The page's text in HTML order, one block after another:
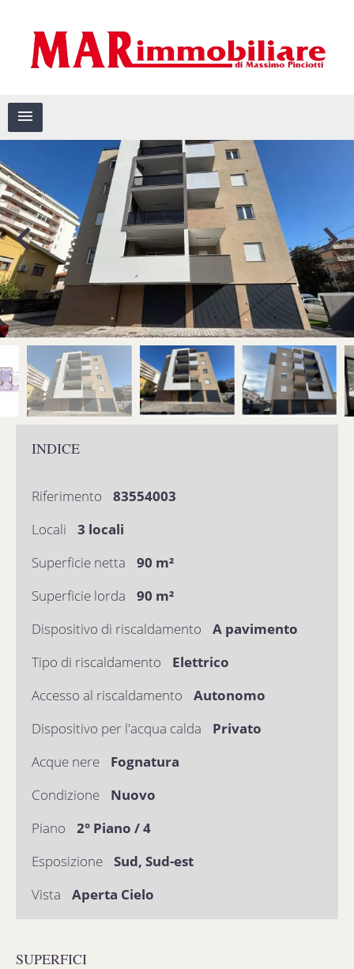
INDICE
Riferimento
83554003
Locali
3 locali
Superficie netta
90 m²
Superficie lorda
90 m²
Dispositivo di riscaldamento
A pavimento
Tipo di riscaldamento
Elettrico
Accesso al riscaldamento
Autonomo
Dispositivo per l'acqua calda
Privato
Acque nere
Fognatura
Condizione
Nuovo
Piano
2° Piano / 4
Esposizione
Sud, Sud-est
Vista
Aperta Cielo
SUPERFICI